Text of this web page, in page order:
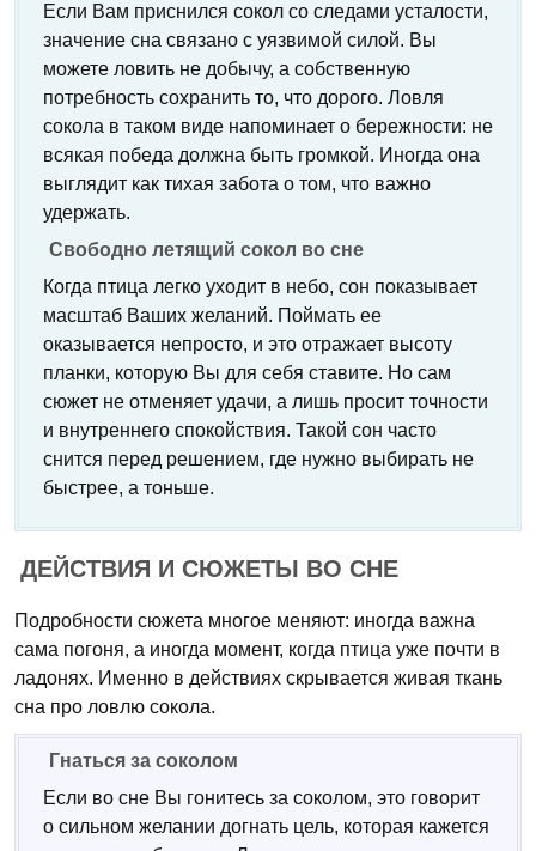
Если Вам приснился сокол со следами усталости,
значение сна связано с уязвимой силой. Вы
можете ловить не добычу, а собственную
потребность сохранить то, что дорого. Ловля
сокола в таком виде напоминает о бережности: не
всякая победа должна быть громкой. Иногда она
выглядит как тихая забота о том, что важно
удержать.
Свободно летящий сокол во сне
Когда птица легко уходит в небо, сон показывает
масштаб Ваших желаний. Поймать ее
оказывается непросто, и это отражает высоту
планки, которую Вы для себя ставите. Но сам
сюжет не отменяет удачи, а лишь просит точности
и внутреннего спокойствия. Такой сон часто
снится перед решением, где нужно выбирать не
быстрее, а тоньше.
ДЕЙСТВИЯ И СЮЖЕТЫ ВО СНЕ
Подробности сюжета многое меняют: иногда важна
сама погоня, а иногда момент, когда птица уже почти в
ладонях. Именно в действиях скрывается живая ткань
сна про ловлю сокола.
Гнаться за соколом
Если во сне Вы гонитесь за соколом, это говорит
о сильном желании догнать цель, которая кажется